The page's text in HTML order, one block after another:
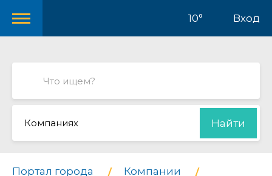
10° Вход
Компаниях Найти
Портал города
Компании